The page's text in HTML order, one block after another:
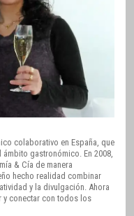
colaborativo en España, que
gastronómico. En 2008,
& Cía de manera
hecho realidad combinar
y la divulgación. Ahora
y conectar con todos los